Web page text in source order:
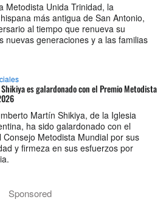
Metodista Unida Trinidad, la
más antigua de San Antonio,
al tiempo que renueva su
nuevas generaciones y a las familias
es galardonado con el Premio Metodista
Martín Shikiya, de la Iglesia
ha sido galardonado con el
Metodista Mundial por sus
y firmeza en sus esfuerzos por
Sponsored